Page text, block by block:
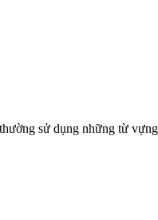
thường sử dụng những từ